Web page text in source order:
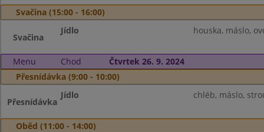
Svačina (15:00 - 16:00)
Svačina
Jídlo houska, máslo,
Menu Chod
Čtvrtek 26. 9. 2024
Přesnídávka (9:00 - 10:00)
Přesnídávka
Jídlo chléb, máslo,
Oběd (11:00 - 14:00)